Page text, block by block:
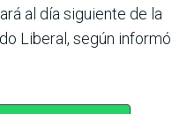
al día siguiente de la
Liberal, según informó